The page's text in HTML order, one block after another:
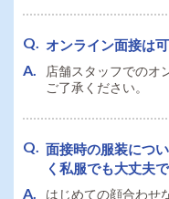
オンライン面接は
店舗スタッフでのオ
ご了承ください。
面接時の服装につ
く私服でも大丈夫
はじめての顔合わせ